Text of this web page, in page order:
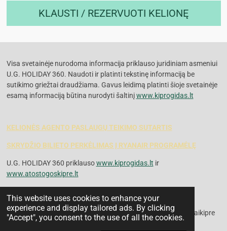
This website uses cookies to enhance your
experience and display tailored ads. By clicking
"Accept", you consent to the use of all the cookies.
KLAUSTI / REZERVUOTI KELIONĘ
Visa svetainėje nurodoma informacija priklauso juridiniam asmeniui
U.G. HOLIDAY 360. Naudoti ir platinti tekstinę informaciją be
sutikimo griežtai draudžiama. Gavus leidimą platinti šioje svetainėje
esamą informaciją būtina nurodyti šaltinįwww.kiprogidas.lt
KELIONĖS AGENTO PASLAUGŲ TEIKIMO SUTARTIS
SKRYDŽIO BILIETO PERKĖLIMAS Į RYANAIR PROGRAMĖLĘ
U.G. HOLIDAY 360 priklausowww.kiprogidas.lt ir
www.atostogoskipre.lt
#kelionesikipra #gidaskipre #kiprogidas #atostosgoskipre
#ekskursijoskipre #kipras #kapamatytikipre #lankomiobjektaikipre
#skrydziaiikipra #apiekipra